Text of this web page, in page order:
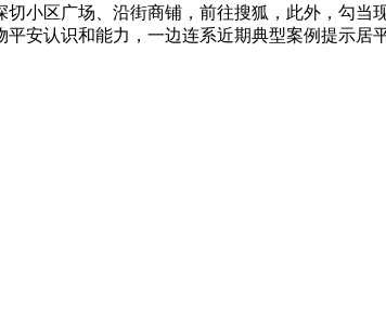
小区广场、沿街商铺，前往搜狐，此外，勾
安认识和能力，一边连系近期典型案例提示居平